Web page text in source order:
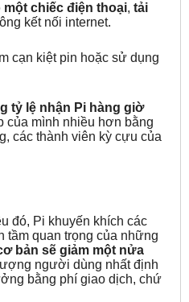
một chiếc điện thoại, tải
kết nối internet.
cạn kiệt pin hoặc sử dụng
tỷ lệ nhận Pi hàng giờ
của mình nhiều hơn bằng
các thành viên kỳ cựu của
đó, Pi khuyến khích các
tầm quan trọng của những
bản sẽ giảm một nửa
người dùng nhất định
bằng phí giao dịch, chứ